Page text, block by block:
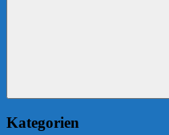
Suchen
Kategorien